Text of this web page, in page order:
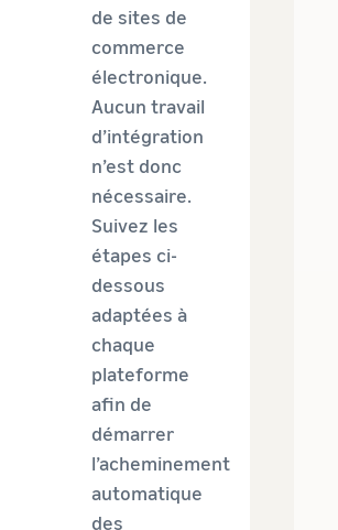
de sites de
commerce
électronique.
Aucun travail
d’intégration
n’est donc
nécessaire.
Suivez les
étapes ci-
dessous
adaptées à
chaque
plateforme
afin de
démarrer
l’acheminement
automatique
des